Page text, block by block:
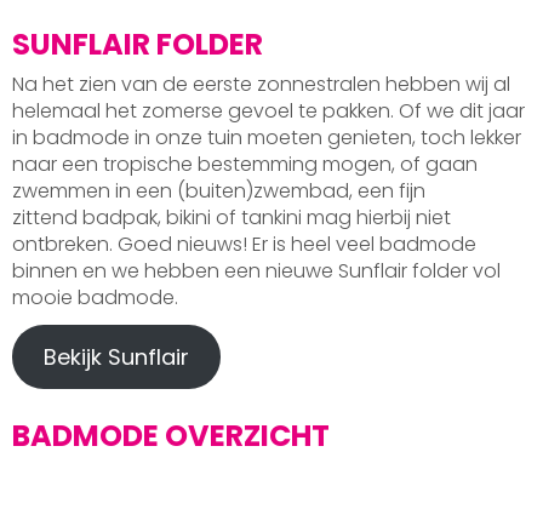
SUNFLAIR FOLDER
Na het zien van de eerste zonnestralen hebben wij al
helemaal het zomerse gevoel te pakken. Of we dit jaar
in badmode in onze tuin moeten genieten, toch lekker
naar een tropische bestemming mogen, of gaan
zwemmen in een (buiten)zwembad, een fijn
zittend badpak, bikini of tankini mag hierbij niet
ontbreken. Goed nieuws! Er is heel veel badmode
binnen en we hebben een nieuwe Sunflair folder vol
mooie badmode.
Bekijk Sunflair
BADMODE OVERZICHT